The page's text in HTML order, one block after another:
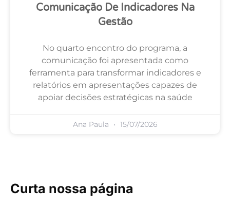
Comunicação De Indicadores Na
Gestão
No quarto encontro do programa, a
comunicação foi apresentada como
ferramenta para transformar indicadores e
relatórios em apresentações capazes de
apoiar decisões estratégicas na saúde
Ana Paula 15/07/2026
Curta nossa página